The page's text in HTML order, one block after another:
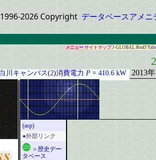
2026 Copyright データベースアメニ
メニュー サイトマップ J-GLOBAL ReaD
川キャンパス(2)消費電力 P= 410.6 kW 2013
(asp)
●外部リンク
＞歴史デー
タベース